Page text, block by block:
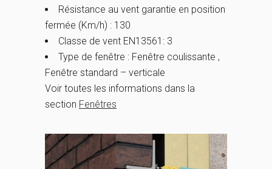
Résistance au vent garantie en position
fermée (Km/h) : 130
Classe de vent EN13561: 3
Type de fenêtre : Fenêtre coulissante ,
Fenêtre standard – verticale
Voir toutes les informations dans la
section Fenêtres